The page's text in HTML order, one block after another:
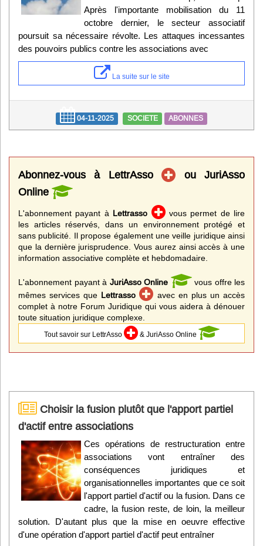
Après l'importante mobilisation du 11
octobre dernier, le secteur associatif
poursuit sa nécessaire révolte. Les attaques incessantes
des pouvoirs publics contre les associations avec
La suite sur le site
04-11-2025 SOCIETE ABONNES
Abonnez-vous à LettrAsso
ou JuriAsso
Online
L'abonnement payant à Lettrasso
vous permet de lire
les articles réservés, dans un environnement protégé et
sans publicité. Il propose également une veille juridique ainsi
que la dernière jurisprudence. Vous aurez ainsi accès à une
information associative complète et hebdomadaire.
L'abonnement payant à JuriAsso Online
vous offre les
mêmes services que Lettrasso
avec en plus un accès
complet à notre Forum Juridique qui vous aidera à dénouer
toute situation juridique complexe.
Tout savoir sur LettrAsso & JuriAsso Online
Choisir la fusion plutôt que l'apport partiel
d'actif entre associations
Ces opérations de restructuration entre
associations vont entraîner des
conséquences juridiques et
organisationnelles importantes que ce soit
l'apport partiel d'actif ou la fusion. Dans ce
cadre, la fusion reste, de loin, la meilleur
solution. D'autant plus que la mise en oeuvre effective
d'une opération d'apport partiel d'actif peut entraîner